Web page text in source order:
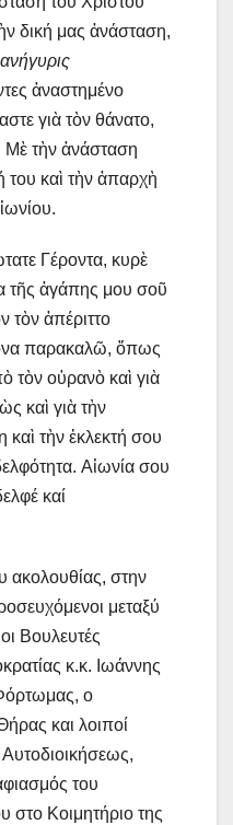
δική μας ἀνάσταση,
ἀναστημένο
γιὰ τὸν θάνατο,
Μὲ τὴν ἀνάσταση
του καὶ τὴν ἀπαρχὴ
Γέροντα, κυρὲ
τῆς ἀγάπης μου σοῦ
τὸν ἀπέριττο
παρακαλῶ, ὅπως
τὸν οὐρανὸ καὶ γιὰ
καὶ γιὰ τὴν
τὴν ἐκλεκτή σου
Αἰωνία σου
καί
ακολουθίας, στην
μεταξύ
Βουλευτές
κ.κ. Ιωάννης
ο
και λοιποί
του
στο Κοιμητήριο της